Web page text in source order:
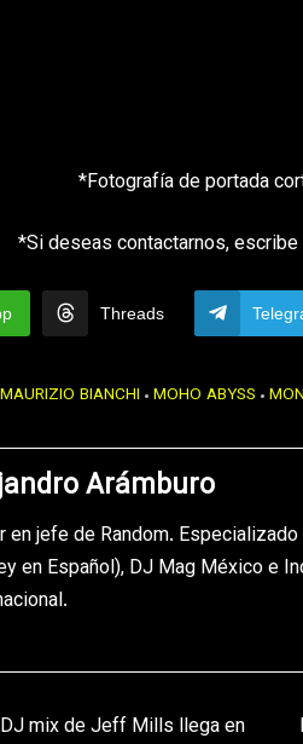
*Fotografía de portada
*Si deseas contactarnos, escribe
Threads
MAURIZIO BIANCHI MOHO ABYSS
Arámburo
en jefe de Random.
en Español), DJ Mag México e
mix de Jeff Mills llega en